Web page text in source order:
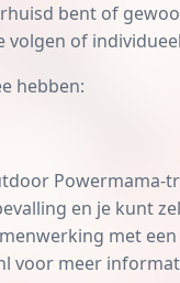
bent of
of
hebben:
en je kunt
met
voor meer